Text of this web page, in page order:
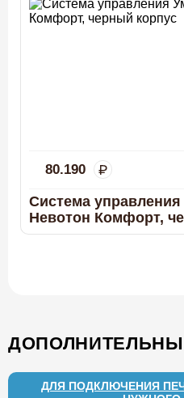
80.190
Система
Невотон Комфорт,
ДЛЯ ПОДКЛЮЧЕНИЯ